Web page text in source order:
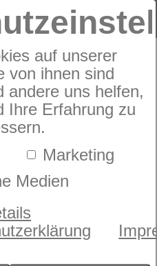
auf unserer
von ihnen sind
andere uns helfen,
Ihre Erfahrung zu
Marketing
Medien
9 Produkte